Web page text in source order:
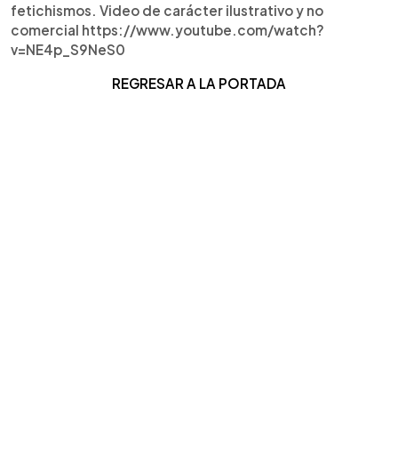
fetichismos. Video de carácter ilustrativo y no
comercial https://www.youtube.com/watch?
v=NE4p_S9NeS0
REGRESAR A LA PORTADA